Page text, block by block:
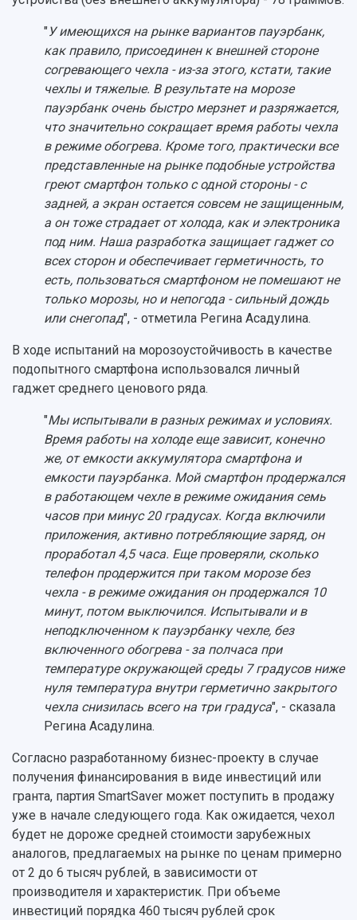
"У имеющихся на рынке вариантов пауэрбанк,
как правило, присоединен к внешней стороне
согревающего чехла - из-за этого, кстати, такие
чехлы и тяжелые. В результате на морозе
пауэрбанк очень быстро мерзнет и разряжается,
что значительно сокращает время работы чехла
в режиме обогрева. Кроме того, практически все
представленные на рынке подобные устройства
греют смартфон только с одной стороны - с
задней, а экран остается совсем не защищенным,
а он тоже страдает от холода, как и электроника
под ним. Наша разработка защищает гаджет со
всех сторон и обеспечивает герметичность, то
есть, пользоваться смартфоном не помешают не
только морозы, но и непогода - сильный дождь
или снегопад", - отметила Регина Асадулина.
В ходе испытаний на морозоустойчивость в качестве
подопытного смартфона использовался личный
гаджет среднего ценового ряда.
"Мы испытывали в разных режимах и условиях.
Время работы на холоде еще зависит, конечно
же, от емкости аккумулятора смартфона и
емкости пауэрбанка. Мой смартфон продержался
в работающем чехле в режиме ожидания семь
часов при минус 20 градусах. Когда включили
приложения, активно потребляющие заряд, он
проработал 4,5 часа. Еще проверяли, сколько
телефон продержится при таком морозе без
чехла - в режиме ожидания он продержался 10
минут, потом выключился. Испытывали и в
неподключенном к пауэрбанку чехле, без
включенного обогрева - за полчаса при
температуре окружающей среды 7 градусов ниже
нуля температура внутри герметично закрытого
чехла снизилась всего на три градуса", - сказала
Регина Асадулина.
Согласно разработанному бизнес-проекту в случае
получения финансирования в виде инвестиций или
гранта, партия SmartSaver может поступить в продажу
уже в начале следующего года. Как ожидается, чехол
будет не дороже средней стоимости зарубежных
аналогов, предлагаемых на рынке по ценам примерно
от 2 до 6 тысяч рублей, в зависимости от
производителя и характеристик. При объеме
инвестиций порядка 460 тысяч рублей срок